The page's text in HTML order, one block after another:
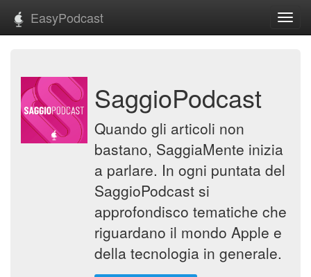
EasyPodcast
SaggioPodcast
Quando gli articoli non
bastano, SaggiaMente inizia
a parlare. In ogni puntata del
SaggioPodcast si
approfondisco tematiche che
riguardano il mondo Apple e
della tecnologia in generale.